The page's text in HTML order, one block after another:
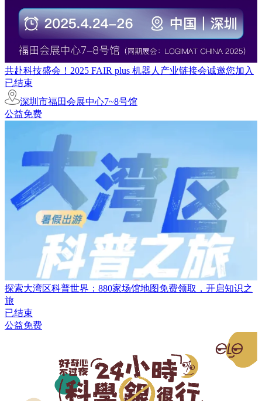
共赴科技盛会！2025 FAIR plus 机器人产业链接会诚邀您加入
已结束
深圳市福田会展中心7~8号馆
公益免费
探索大湾区科普世界：880家场馆地图免费领取，开启知识之
旅
已结束
公益免费